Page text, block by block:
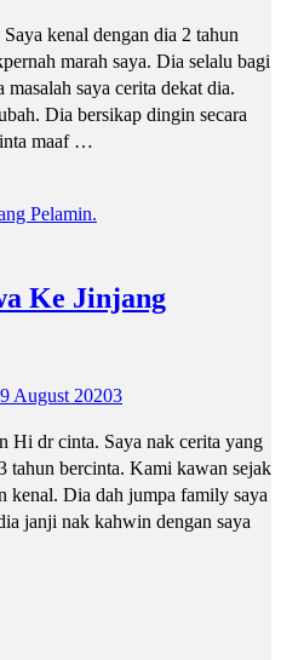
kenal dengan dia 2 tahun
marah saya. Dia selalu bagi
masalah saya cerita dekat dia.
Dia bersikap dingin secara
maaf …
Ke Jinjang
August 20203
Hi dr cinta. Saya nak cerita yang
tahun bercinta. Kami kawan sejak
kenal. Dia dah jumpa family saya
janji nak kahwin dengan saya